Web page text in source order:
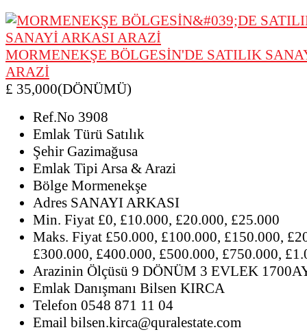
MORMENEKŞE BÖLGESİN'DE SATILIK
ARAZİ
£ 35,000(DÖNÜMÜ)
Ref.No 3908
Emlak Türü Satılık
Şehir Gazimağusa
Emlak TipiArsa & Arazi
Bölge Mormenekşe
Adres SANAYI ARKASI
Min. Fiyat £0, £10.000, £20.000, £25.000
Maks. Fiyat £50.000, £100.000, £150.000,
£300.000, £400.000, £500.000, £750.000,
Arazinin Ölçüsü 9 DÖNÜM 3 EVLEK
Emlak Danışmanı Bilsen KIRCA
Telefon 0548 871 11 04
Email bilsen.kirca@quralestate.com